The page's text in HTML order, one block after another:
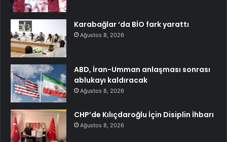
Karabağlar ‘da BİO fark yarattı
Ağustos 8, 2026
ABD, İran-Umman anlaşması sonrası
ablukayı kaldıracak
Ağustos 8, 2026
CHP’de Kılıçdaroğlu İçin Disiplin İhbarı
Ağustos 8, 2026